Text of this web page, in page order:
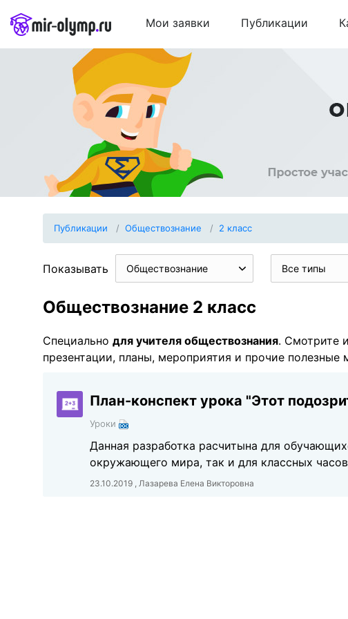
Мои заявки Публикации
Публикации Обществознание 2 класс
Показывать Обществознание Все типы
Обществознание 2 класс
Специально для учителя обществознания. Смотрите
презентации, планы, мероприятия и прочие
План-конспект урока "Этот
Уроки
Данная разработка расчитына для
окружающего мира, так и для классных часов
23.10.2019 , Лазарева Елена Викторовна